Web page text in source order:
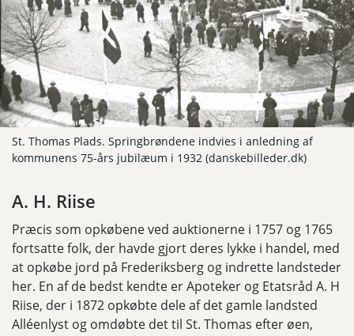
St. Thomas Plads. Springbrøndene indvies i anledning af
kommunens 75-års jubilæum i 1932 (danskebilleder.dk)
A. H. Riise
Præcis som opkøbene ved auktionerne i 1757 og 1765
fortsatte folk, der havde gjort deres lykke i handel, med
at opkøbe jord på Frederiksberg og indrette landsteder
her. En af de bedst kendte er Apoteker og Etatsråd A. H
Riise, der i 1872 opkøbte dele af det gamle landsted
Alléenlyst og omdøbte det til St. Thomas efter øen,